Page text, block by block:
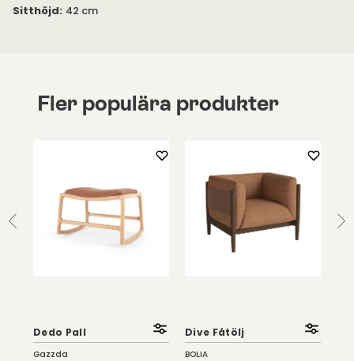
Sitthöjd: 42 cm
Fler populära produkter
Dedo Pall
Gazzda
Dive Fåtölj
BOLIA